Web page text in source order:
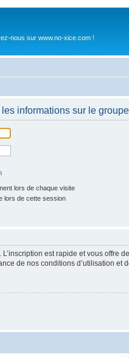
nous sur www.no-xice.com !
informations sur le
lors de chaque visite
lors de cette session
est rapide et vous
de nos conditions d’utilisation